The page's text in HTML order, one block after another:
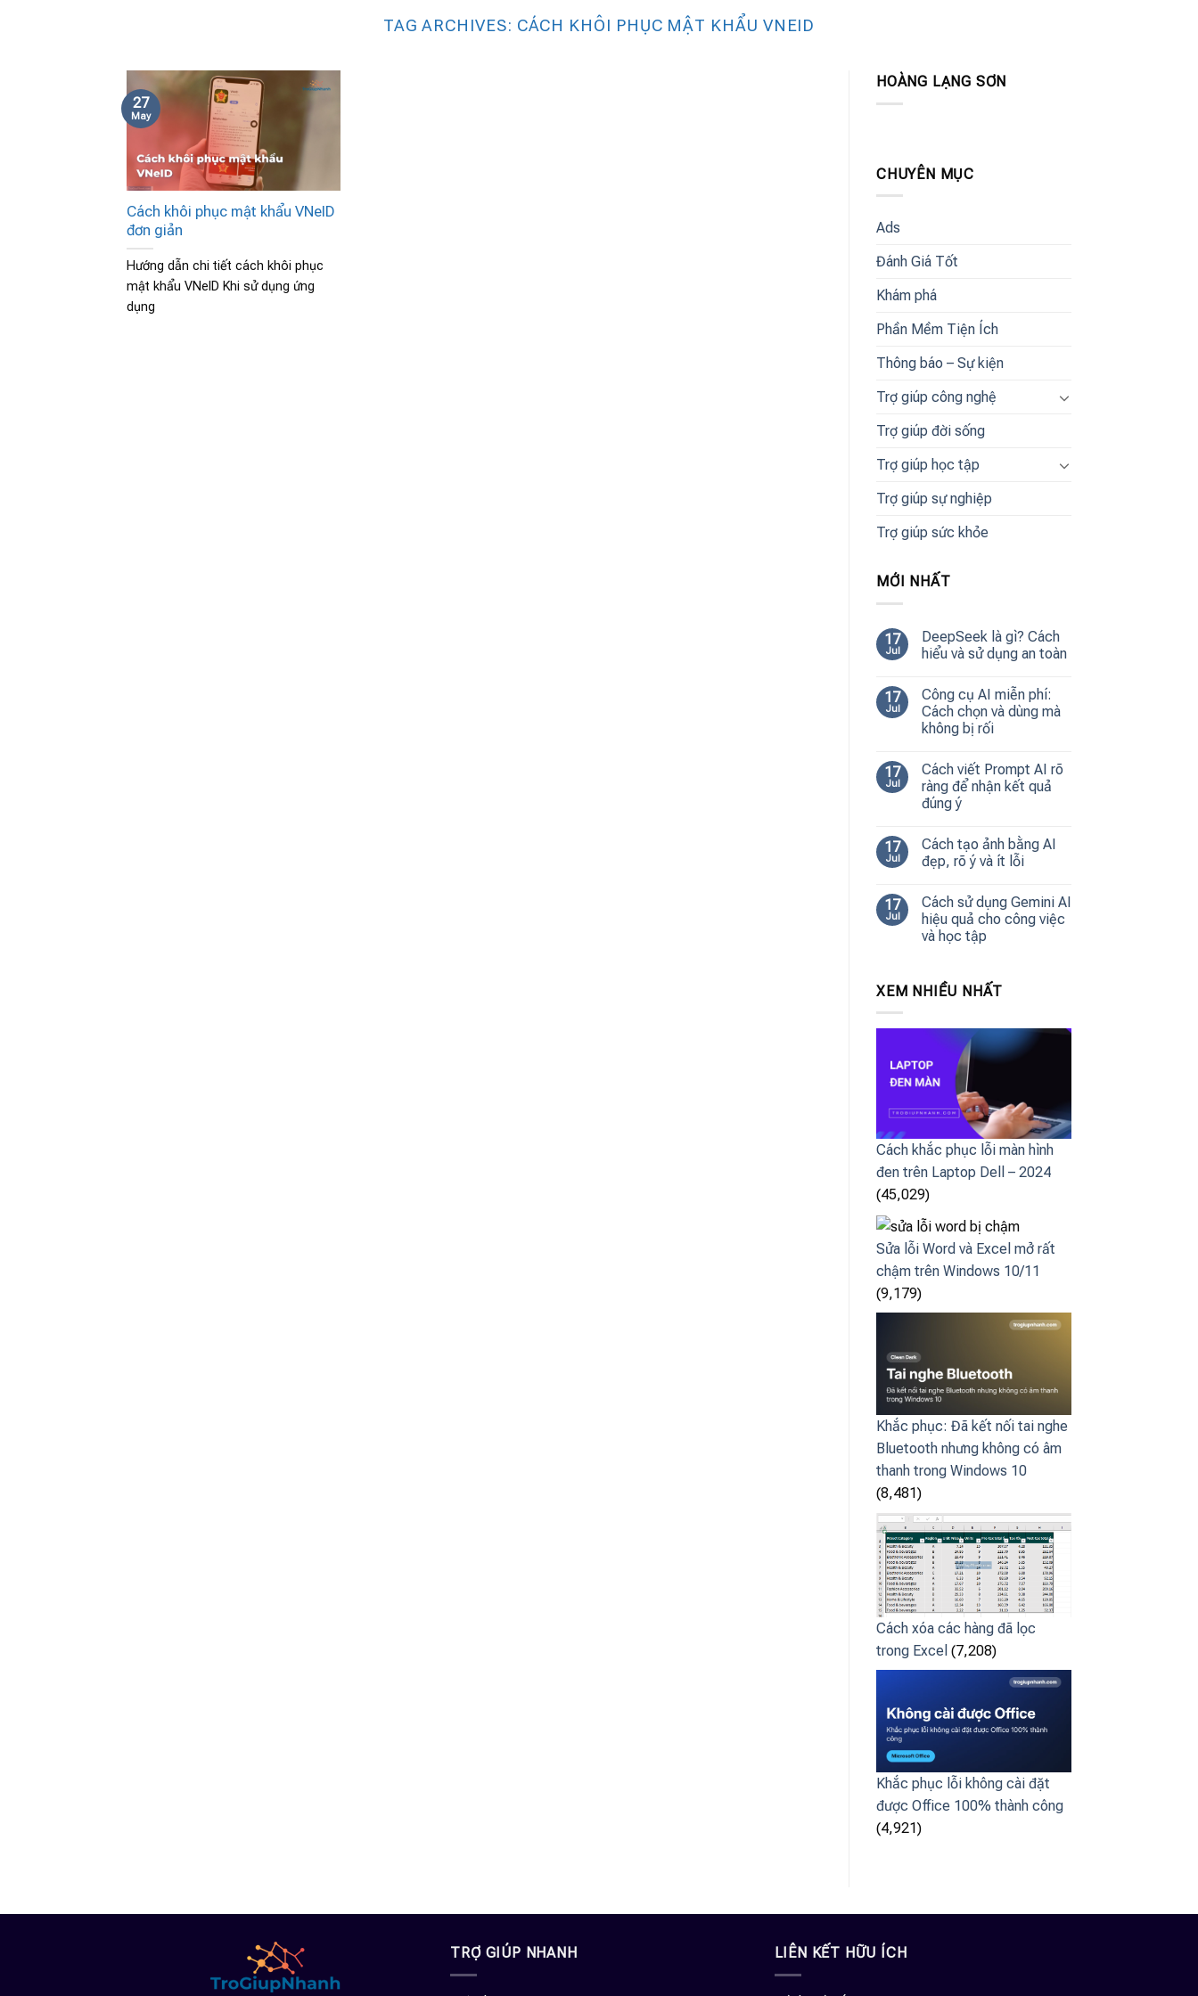
TAG ARCHIVES: CÁCH KHÔI PHỤC MẬT KHẨU VNEID
Cách khôi phục mật khẩu VNeID
đơn giản
Hướng dẫn chi tiết cách khôi phục
mật khẩu VNeID Khi sử dụng ứng
dụng
27
May
HOÀNG LẠNG SƠN
CHUYÊN MỤC
Ads
Đánh Giá Tốt
Khám phá
Phần Mềm Tiện Ích
Thông báo – Sự kiện
Trợ giúp công nghệ
Trợ giúp đời sống
Trợ giúp học tập
Trợ giúp sự nghiệp
Trợ giúp sức khỏe
MỚI NHẤT
17
Jul
DeepSeek là gì? Cách
hiểu và sử dụng an toàn
17
Jul
Công cụ AI miễn phí:
Cách chọn và dùng mà
không bị rối
17
Jul
Cách viết Prompt AI rõ
ràng để nhận kết quả
đúng ý
17
Jul
Cách tạo ảnh bằng AI
đẹp, rõ ý và ít lỗi
17
Jul
Cách sử dụng Gemini AI
hiệu quả cho công việc
và học tập
XEM NHIỀU NHẤT
Cách khắc phục lỗi màn hình
đen trên Laptop Dell – 2024
(45,029)
Sửa lỗi Word và Excel mở rất
chậm trên Windows 10/11
(9,179)
Khắc phục: Đã kết nối tai nghe
Bluetooth nhưng không có âm
thanh trong Windows 10
(8,481)
Cách xóa các hàng đã lọc
trong Excel (7,208)
Khắc phục lỗi không cài đặt
được Office 100% thành công
(4,921)
TRỢ GIÚP NHANH LIÊN KẾT HỮU ÍCH